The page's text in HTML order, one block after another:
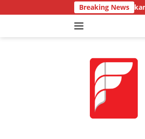
ke
Breaking News
Tampilkan